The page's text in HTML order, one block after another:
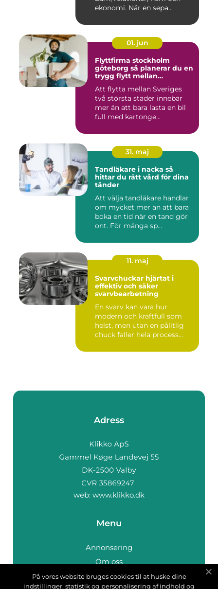
ekonomi. När en sepa...
01. jun
Flyttfirma stockholm
göteborg så planerar du en
trygg flytt mellan
Att flytta mellan Sveriges
två största städer innebär
mer än att bara lasta en bil
full med kartonge...
31. maj
Tandläkare i nacka så
hittar du rätt vård för dina
tänder
Att välja tandläkare handlar
om mycket mer än att bara
boka en tid när en tand gör
ont. För många sp...
11. maj
Svarvchuckar hjärtat i
effektiv och säker
svarvbearbetning
En svarv kan vara hur
modern och kraftfull som
helst, men utan en pålitlig
chuck faller hela process...
Adress
web: www.klikko.dk
Menu
Annonsering
Om oss
Cookies
På vores website bruges cookies til at huske dine
indstillinger, statistik og personalisering af indhold og